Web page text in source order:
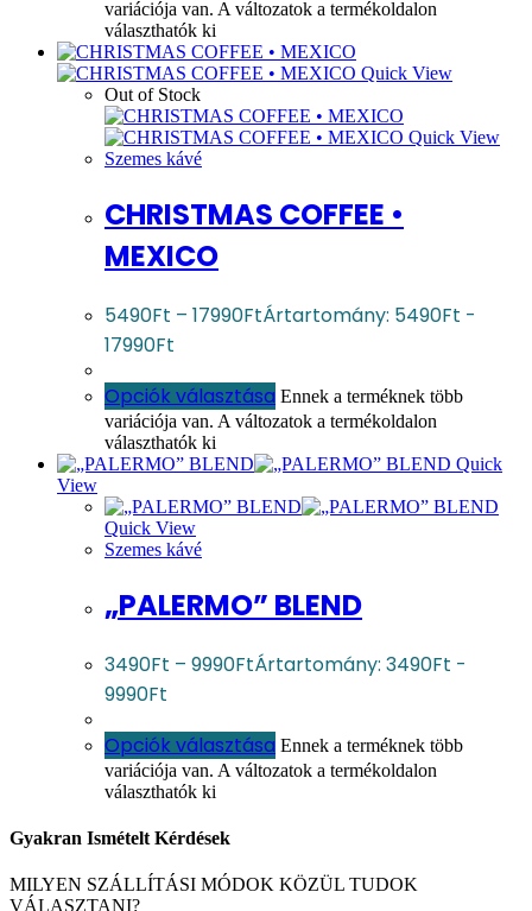
variációja van. A változatok a termékoldalon
választhatók ki
Quick View
Out of Stock
Quick View
Szemes kávé
CHRISTMAS COFFEE •
MEXICO
5490Ft – 17990FtÁrtartomány: 5490Ft -
17990Ft
Opciók választása Ennek a terméknek több
variációja van. A változatok a termékoldalon
választhatók ki
Quick
View
Quick View
Szemes kávé
„PALERMO” BLEND
3490Ft – 9990FtÁrtartomány: 3490Ft -
9990Ft
Opciók választása Ennek a terméknek több
variációja van. A változatok a termékoldalon
választhatók ki
Gyakran Ismételt Kérdések​
MILYEN SZÁLLÍTÁSI MÓDOK KÖZÜL TUDOK
VÁLASZTANI?​